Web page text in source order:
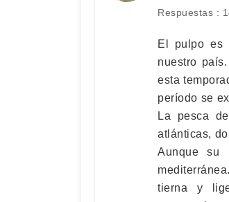
Respuestas :
El pulpo es
nuestro
esta
período se
La pesca
atlánticas,
Aunque su
tierna y